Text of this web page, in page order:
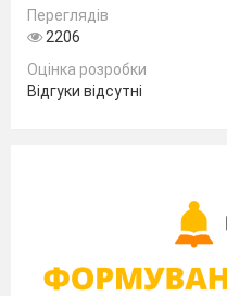
Переглядів
2206
Оцінка розробки
Відгуки відсутні